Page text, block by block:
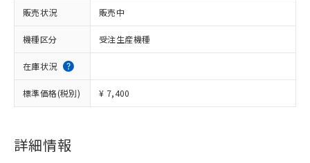
販売状況 販売中
機種区分 受注生産機種
在庫状況
標準価格(税別) ¥ 7,400
詳細情報